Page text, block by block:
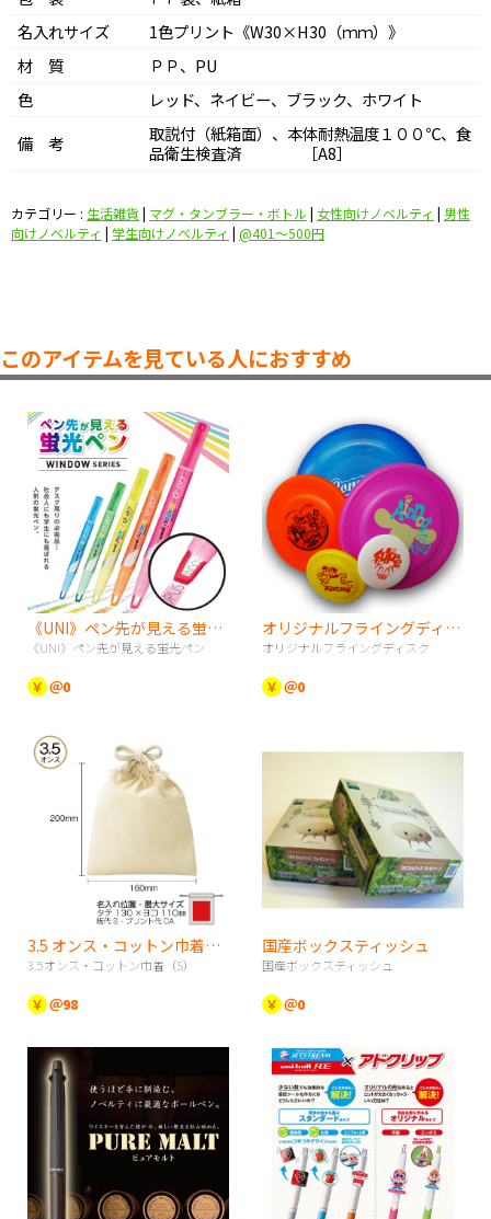
名入れサイズ
1色プリント《W30×H30（ｍｍ）》
材 質
ＰＰ、PU
色
レッド、ネイビー、ブラック、ホワイト
備 考
取説付（紙箱面）、本体耐熱温度１００℃、食
品衛生検査済 ［A8］
カテゴリー : 生活雑貨| マグ・タンブラー・ボトル | 女性向けノベルティ | 男性
向けノベルティ | 学生向けノベルティ | @401〜500円
このアイテムを見ている人におすすめ
《UNI》ペン先が見える蛍光ペン
《UNI》ペン先が見える蛍光ペン
￥ ＠0
オリジナルフライングディスク
オリジナルフライングディスク
￥ ＠0
3.5 オンス・コットン巾着（S）
3.5オンス・コットン巾着（S）
￥ ＠98
国産ボックスティッシュ
国産ボックスティッシュ
￥ ＠0